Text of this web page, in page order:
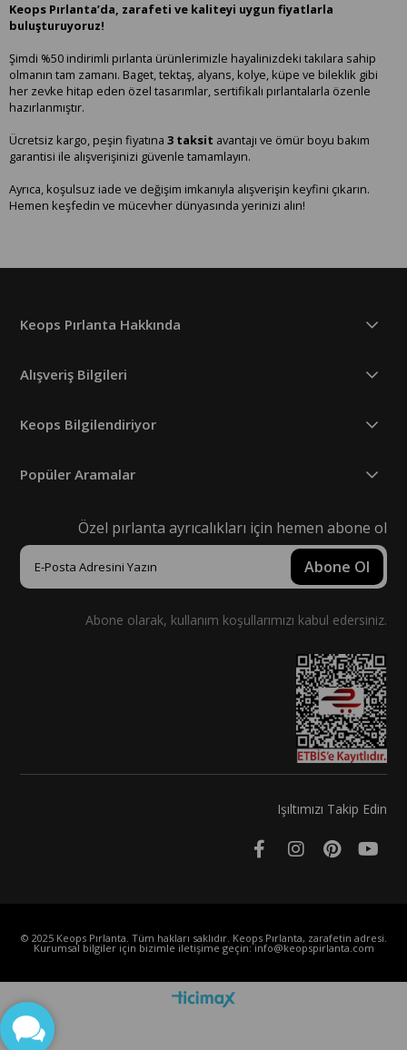
Keops Pırlanta’da, zarafeti ve kaliteyi uygun fiyatlarla
buluşturuyoruz!
Şimdi %50 indirimli pırlanta ürünlerimizle hayalinizdeki takılara sahip
olmanın tam zamanı. Baget, tektaş, alyans, kolye, küpe ve bileklik gibi
her zevke hitap eden özel tasarımlar, sertifikalı pırlantalarla özenle
hazırlanmıştır.
Ücretsiz kargo, peşin fiyatına 3 taksit avantajı ve ömür boyu bakım
garantisi ile alışverişinizi güvenle tamamlayın.
Ayrıca, koşulsuz iade ve değişim imkanıyla alışverişin keyfini çıkarın.
Hemen keşfedin ve mücevher dünyasında yerinizi alın!
Keops Pırlanta Hakkında
Alışveriş Bilgileri
Keops Bilgilendiriyor
Popüler Aramalar
Özel pırlanta ayrıcalıkları için hemen abone ol
Abone Ol
Abone olarak, kullanım koşullarımızı kabul edersiniz.
Işıltımızı Takip Edin
© 2025 Keops Pırlanta. Tüm hakları saklıdır. Keops Pırlanta, zarafetin adresi.
Kurumsal bilgiler için bizimle iletişime geçin:info@keopspirlanta.com